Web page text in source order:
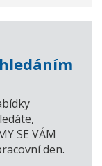
SE VÁM
den.